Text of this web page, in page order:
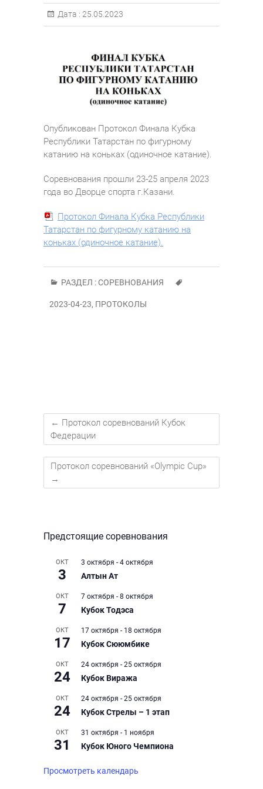
Дата : 25.05.2023
Опубликован Протокол Финала Кубка
Республики Татарстан по фигурному
катанию на коньках (одиночное катание).
Соревнования прошли 23-25 апреля 2023
года во Дворце спорта г.Казани.
Протокол Финала Кубка Республики
Татарстан по фигурному катанию на
коньках (одиночное катание).
РАЗДЕЛ :СОРЕВНОВАНИЯ
2023-04-23, ПРОТОКОЛЫ
← Протокол соревнований Кубок
Федерации
Протокол соревнований «Olympic Cup»
→
Предстоящие соревнования
ОКТ
3
3 октября - 4 октября
Алтын Ат
ОКТ
7
7 октября - 8 октября
Кубок Тодэса
ОКТ
17
17 октября - 18 октября
Кубок Сююмбике
ОКТ
24
24 октября - 25 октября
Кубок Виража
ОКТ
24
24 октября - 25 октября
Кубок Стрелы – 1 этап
ОКТ
31
31 октября - 1 ноября
Кубок Юного Чемпиона
Просмотреть календарь